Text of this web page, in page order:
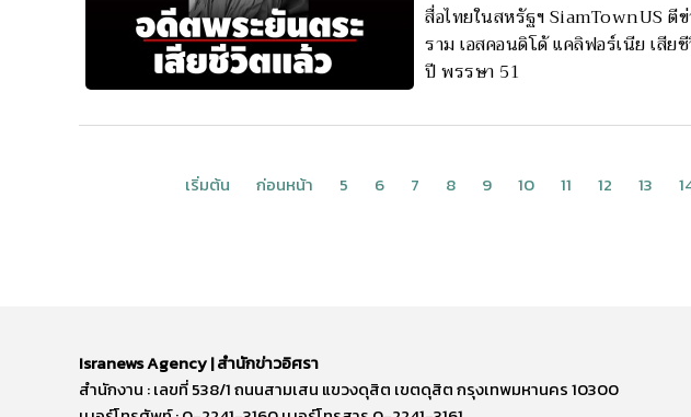
สื่อไทยในสหรัฐฯ SiamTownUS
ราม เอสคอนดิโด้ แคลิฟอร์เนีย เสี
ปี พรรษา 51
เริ่มต้น
ก่อนหน้า 5 6 7 8 9 10 11 12 13
Isranews Agency | สำนักข่าวอิศรา
สำนักงาน : เลขที่ 538/1 ถนนสามเสน แขวงดุสิต เขตดุสิต กรุงเทพมหานคร 10300